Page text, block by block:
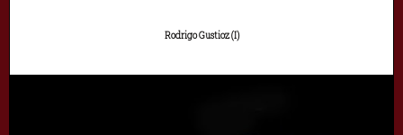
Rodrigo Gustioz (I)